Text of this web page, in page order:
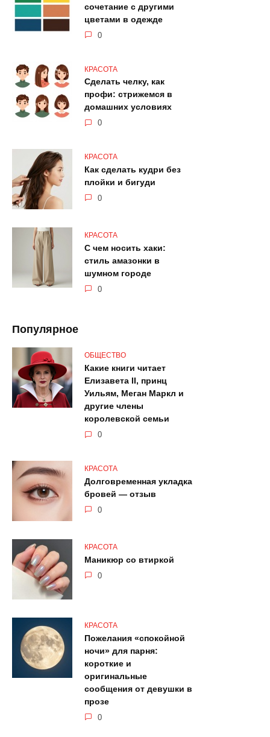
сочетание с другими
цветами в одежде
0
КРАСОТА
Сделать челку, как
профи: стрижемся в
домашних условиях
0
КРАСОТА
Как сделать кудри без
плойки и бигуди
0
КРАСОТА
С чем носить хаки:
стиль амазонки в
шумном городе
0
Популярное
ОБЩЕСТВО
Какие книги читает
Елизавета II, принц
Уильям, Меган Маркл и
другие члены
королевской семьи
0
КРАСОТА
Долговременная укладка
бровей — отзыв
0
КРАСОТА
Маникюр со втиркой
0
КРАСОТА
Пожелания «спокойной
ночи» для парня:
короткие и
оригинальные
сообщения от девушки в
прозе
0